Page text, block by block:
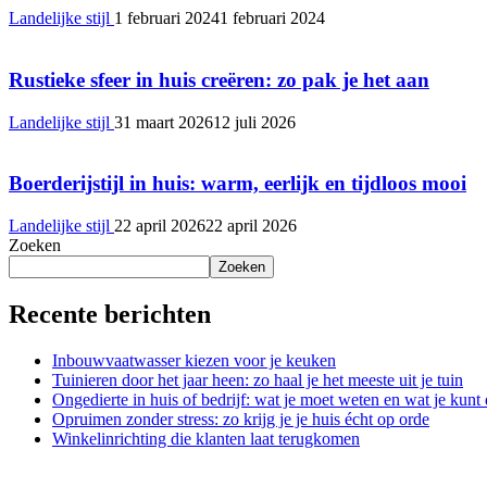
Landelijke stijl 1 februari 20241 februari 2024
Rustieke sfeer in huis creëren: zo pak je het aan
Landelijke stijl 31 maart 202612 juli 2026
Boerderijstijl in huis: warm, eerlijk en tijdloos mooi
Landelijke stijl 22 april 202622 april 2026
Zoeken
Zoeken
Recente berichten
Inbouwvaatwasser kiezen voor je keuken
Tuinieren door het jaar heen: zo haal je het meeste uit je tuin
Ongedierte in huis of bedrijf: wat je moet weten en wat je kunt
Opruimen zonder stress: zo krijg je je huis écht op orde
Winkelinrichting die klanten laat terugkomen